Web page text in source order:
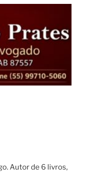
Autor de 6 livros,